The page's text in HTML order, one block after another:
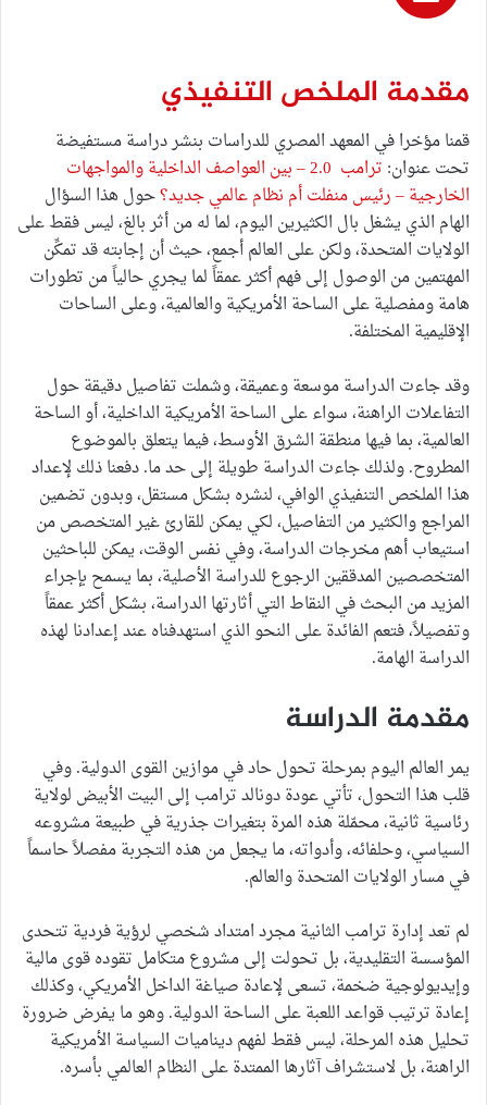
مقدمة الملخص التنفيذي
قمنا مؤخرا في المعهد المصري للدراسات بنشر دراسة مستفيضة
تحت عنوان:
ترامب 2.0 – بين العواصف الداخلية والمواجهات
الخارجية – رئيس منفلت أم نظام عالمي جديد؟حول هذا السؤال
الهام الذي يشغل بال الكثيرين اليوم، لما له من أثر بالغ، ليس فقط على
الولايات المتحدة، ولكن على العالم أجمع، حيث أن إجابته قد تمكِّن
المهتمين من الوصول إلى فهم أكثر عمقاً لما يجري حالياً من تطورات
هامة ومفصلية على الساحة الأمريكية والعالمية، وعلى الساحات
الإقليمية المختلفة.
وقد جاءت الدراسة موسعة وعميقة، وشملت تفاصيل دقيقة حول
التفاعلات الراهنة، سواء على الساحة الأمريكية الداخلية، أو الساحة
العالمية، بما فيها منطقة الشرق الأوسط، فيما يتعلق بالموضوع
المطروح. ولذلك جاءت الدراسة طويلة إلى حد ما. دفعنا ذلك لإعداد
هذا الملخص التنفيذي الوافي، لنشره بشكل مستقل، وبدون تضمين
المراجع والكثير من التفاصيل، لكي يمكن للقارئ غير المتخصص من
استيعاب أهم مخرجات الدراسة، وفي نفس الوقت، يمكن للباحثين
المتخصصين المدققين الرجوع للدراسة الأصلية، بما يسمح بإجراء
المزيد من البحث في النقاط التي أثارتها الدراسة، بشكل أكثر عمقاً
وتفصيلاً، فتعم الفائدة على النحو الذي استهدفناه عند إعدادنا لهذه
الدراسة الهامة.
مقدمة الدراسة
يمر العالم اليوم بمرحلة تحول حاد في موازين القوى الدولية. وفي
قلب هذا التحول، تأتي عودة دونالد ترامب إلى البيت الأبيض لولاية
رئاسية ثانية، محمّلة هذه المرة بتغيرات جذرية في طبيعة مشروعه
السياسي، وحلفائه، وأدواته، ما يجعل من هذه التجربة مفصلاً حاسماً
في مسار الولايات المتحدة والعالم.
لم تعد إدارة ترامب الثانية مجرد امتداد شخصي لرؤية فردية تتحدى
المؤسسة التقليدية، بل تحولت إلى مشروع متكامل تقوده قوى مالية
وإيديولوجية ضخمة، تسعى لإعادة صياغة الداخل الأمريكي، وكذلك
إعادة ترتيب قواعد اللعبة على الساحة الدولية. وهو ما يفرض ضرورة
تحليل هذه المرحلة، ليس فقط لفهم ديناميات السياسة الأمريكية
الراهنة، بل لاستشراف آثارها الممتدة على النظام العالمي بأسره.